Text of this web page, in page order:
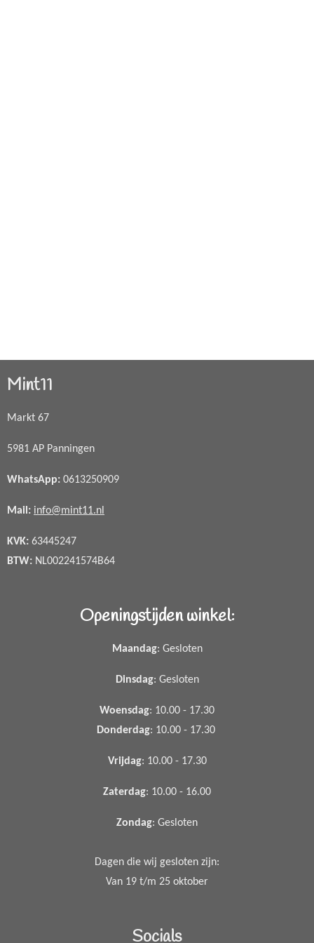
Mint11
Markt 67
5981 AP Panningen
WhatsApp: 0613250909
Mail: info@mint11.nl
KVK: 63445247
BTW: NL002241574B64
Openingstijden winkel:
Maandag: Gesloten
Dinsdag: Gesloten
Woensdag: 10.00 - 17.30
Donderdag: 10.00 - 17.30
Vrijdag: 10.00 - 17.30
Zaterdag: 10.00 - 16.00
Zondag: Gesloten
Dagen die wij gesloten zijn:
Van 19 t/m 25 oktober
Socials